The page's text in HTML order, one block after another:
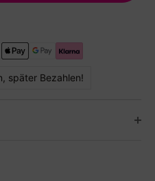
später Bezahlen!